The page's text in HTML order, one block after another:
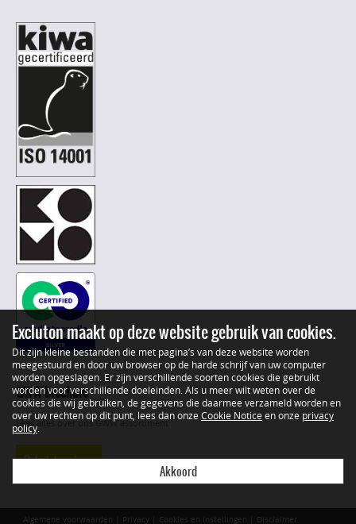
GWW brochure
Lees alles over ons GWW assortiment
Bekijk brochure
Algemene voorwaarden Privacy Cookies en instellingen Disclaimer
Excluton maakt op deze website gebruik van cookies.
Dit zijn kleine bestanden die met pagina’s van deze website worden
meegestuurd en door uw browser op de harde schrijf van uw computer
worden opgeslagen. Er zijn verschillende soorten cookies die gebruikt
worden voor verschillende doeleinden. Als u meer wilt weten over de
cookies die wij gebruiken, de gegevens die daarmee verzameld worden en
over uw rechten op dit punt, lees dan onze Cookie Notice en onze privacy
policy
Akkoord